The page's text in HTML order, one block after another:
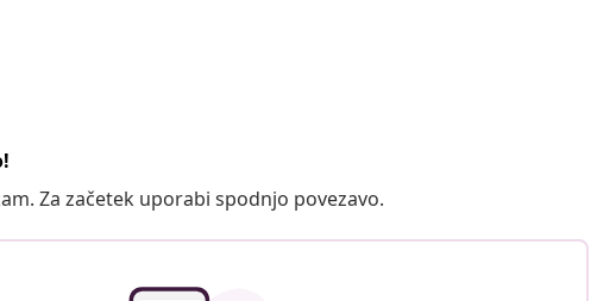
Za začetek uporabi spodnjo povezavo.